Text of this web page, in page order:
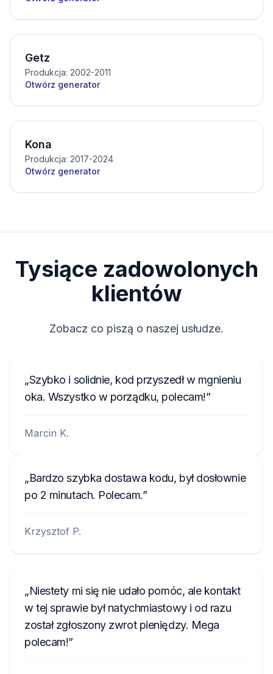
Getz
Produkcja: 2002-2011
Otwórz generator
Kona
Produkcja: 2017-2024
Otwórz generator
Tysiące zadowolonych
klientów
Zobacz co piszą o naszej usłudze.
Szybko i solidnie, kod przyszedł w mgnieniu
oka. Wszystko w porządku, polecam!
Marcin K.
Bardzo szybka dostawa kodu, był dosłownie
po 2 minutach. Polecam.
Krzysztof P.
Niestety mi się nie udało pomóc, ale kontakt
w tej sprawie był natychmiastowy i od razu
został zgłoszony zwrot pieniędzy. Mega
polecam!